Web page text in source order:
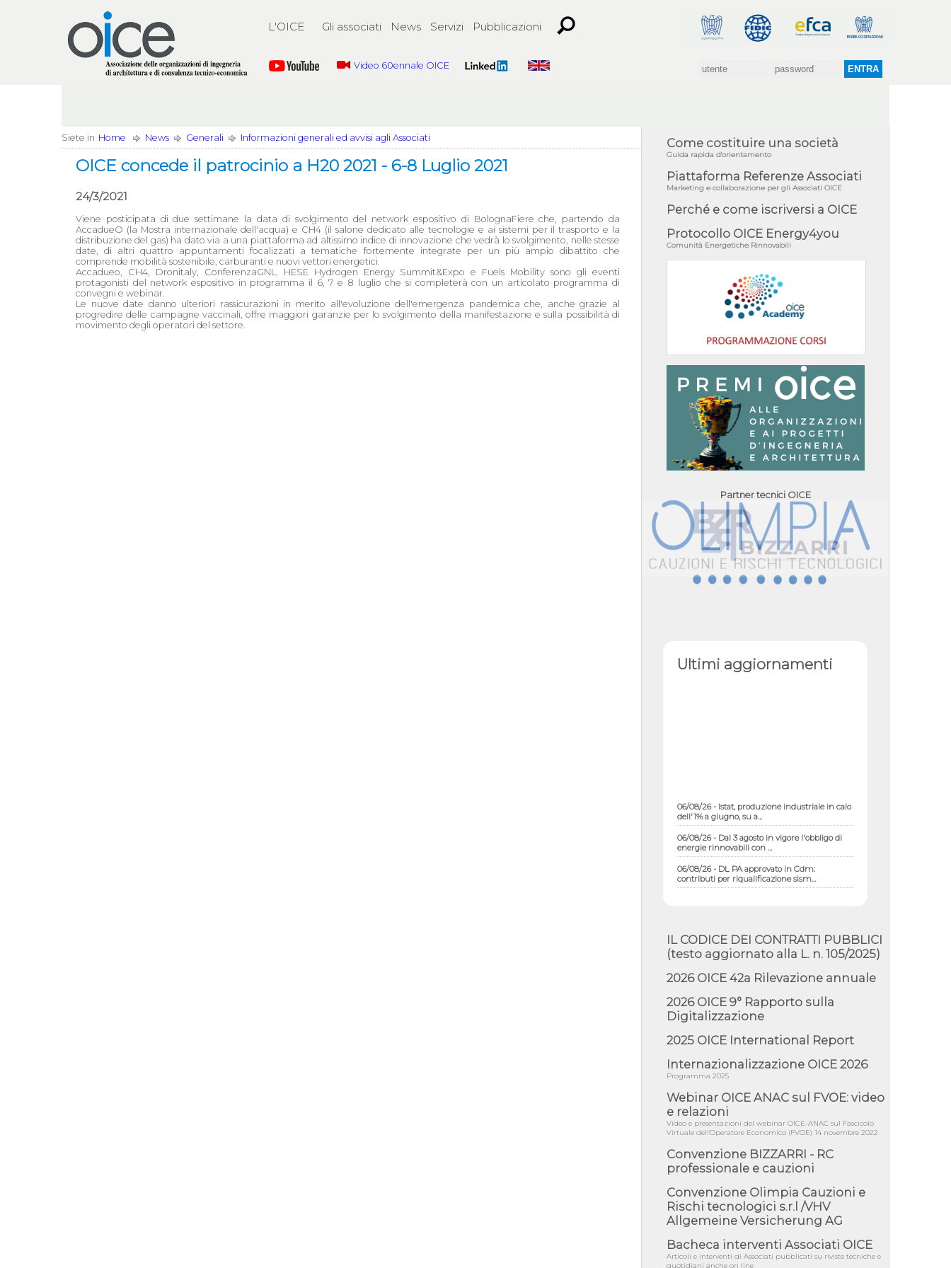
L'OICE Gli associati News Servizi Pubblicazioni
Video 60ennale OICE
Siete in Home News Generali Informazioni generali ed avvisi agli Associati
OICE concede il patrocinio a H20 2021 - 6-8 Luglio 2021
24/3/2021
Viene posticipata di due settimane la data di svolgimento del network espositivo di BolognaFiere che, partendo da
AccadueO (la Mostra internazionale dell'acqua) e CH4 (il salone dedicato alle tecnologie e ai sistemi per il trasporto e la
distribuzione del gas) ha dato via a una piattaforma ad altissimo indice di innovazione che vedrà lo svolgimento, nelle stesse
date, di altri quattro appuntamenti focalizzati a tematiche fortemente integrate per un più ampio dibattito che
comprende mobilità sostenibile, carburanti e nuovi vettori energetici.
Accadueo, CH4, Dronitaly, ConferenzaGNL, HESE Hydrogen Energy Summit&Expo e Fuels Mobility sono gli eventi
protagonisti del network espositivo in programma il 6, 7 e 8 luglio che si completerà con un articolato programma di
convegni e webinar.
Le nuove date danno ulteriori rassicurazioni in merito all'evoluzione dell'emergenza pandemica che, anche grazie al
progredire delle campagne vaccinali, offre maggiori garanzie per lo svolgimento della manifestazione e sulla possibilità di
movimento degli operatori del settore.
Come costituire una società
Guida rapida d'orientamento
Piattaforma Referenze Associati
Marketing e collaborazione per gli Associati OICE
Perché e come iscriversi a OICE
Protocollo OICE Energy4you
Comunità Energetiche Rinnovabili
Partner tecnici OICE
Ultimi aggiornamenti
dell'1% a giugno, su a...
energie rinnovabili con ...
contributi per riqualificazione sism...
per recepimento norme UE in m...
05/08/26 - DL Infrastrutture e PNRR è legge:
della responsabilità amminist...
05/08/26 - Anac: pubblicata la Relazione
Pubblica Confindustria Professioni ...
05/08/26 - Successo OICE per il bando della
Città metropolitana di Reg...
05/08/26 - Lettera OICE per il bando della
Giunta Regionale della Campa...
elenchi professionisti per ...
04/08/26 - International Sustainable
04/08/26 - CdS, project financing: progetto di
fattibilità da impugnar...
2026: procedimenti penali per ...
IL CODICE DEI CONTRATTI PUBBLICI
(testo aggiornato alla L. n. 105/2025)
2026 OICE 42a Rilevazione annuale
2026 OICE 9° Rapporto sulla
Digitalizzazione
2025 OICE International Report
Internazionalizzazione OICE 2026
Programma 2025
Webinar OICE ANAC sul FVOE: video
e relazioni
Video e presentazioni del webinar OICE-ANAC sul Fascicolo
Virtuale dell'Operatore Economico (FVOE) 14 novembre 2022
Convenzione BIZZARRI - RC
professionale e cauzioni
Convenzione Olimpia Cauzioni e
Rischi tecnologici s.r.l /VHV
Allgemeine Versicherung AG
Bacheca interventi Associati OICE
Articoli e interventi di Associati pubblicati su riviste tecniche e
quotidiani anche on line